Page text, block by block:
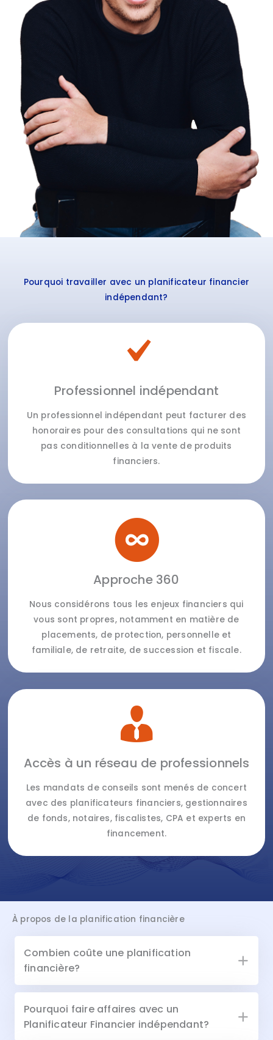
Pourquoi travailler avec un planificateur financier
indépendant?
Professionnel indépendant
Un professionnel indépendant peut facturer des
honoraires pour des consultations qui ne sont
pas conditionnelles à la vente de produits
financiers.
Approche 360
Nous considérons tous les enjeux financiers qui
vous sont propres, notamment en matière de
placements, de protection, personnelle et
familiale, de retraite, de succession et fiscale.
Accès à un réseau de professionnels
Les mandats de conseils sont menés de concert
avec des planificateurs financiers, gestionnaires
de fonds, notaires, fiscalistes, CPA et experts en
financement.
À propos de la planification financière
Combien coûte une planification
financière?
Pourquoi faire affaires avec un
Planificateur Financier indépendant?